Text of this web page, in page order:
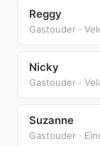
Reggy
Gastouder ·
Nicky
Gastouder ·
Suzanne
Gastouder ·